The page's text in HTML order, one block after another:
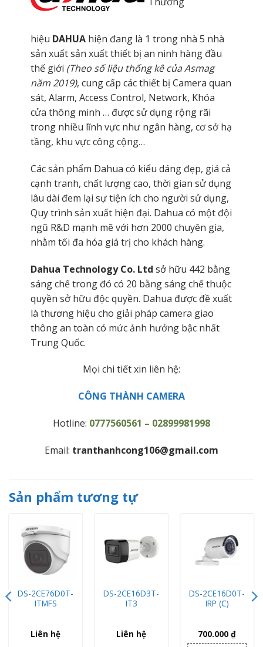
hiệu DAHUAhiện đang là 1 trong nhà 5 nhà
sản xuất sản xuất thiết bị an ninh hàng đầu
thế giới (Theo số liệu thống kê của Asmag
năm 2019), cung cấp các thiết bị Camera quan
sát, Alarm, Access Control, Network, Khóa
cửa thông minh … được sử dụng rộng rãi
trong nhiều lĩnh vực như ngân hàng, cơ sở hạ
tầng, khu vực công cộng…
Các sản phẩm Dahua có kiểu dáng đẹp, giá cả
cạnh tranh, chất lượng cao, thời gian sử dụng
lâu dài đem lại sự tiện ích cho người sử dụng,
Quy trình sản xuất hiện đại. Dahua có một đội
ngũ R&D mạnh mẽ với hơn 2000 chuyên gia,
nhằm tối đa hóa giá trị cho khách hàng.
Dahua Technology Co. Ltd sở hữu 442 bằng
sáng chế trong đó có 20 bằng sáng chế thuộc
quyền sở hữu độc quyền. Dahua được đề xuất
là thương hiệu cho giải pháp camera giao
thông an toàn có mức ảnh hưởng bậc nhất
Trung Quốc.
Mọi chi tiết xin liên hệ:
CÔNG THÀNH CAMERA
Hotline: 0777560561 – 02899981998
Email: tranthanhcong106@gmail.com
Sản phẩm tương tự
DS-2CE76D0T-
ITMFS
Liên hệ
DS-2CE16D3T-
IT3
Liên hệ
DS-2CE16D0T-
IRP (C)
700.000₫